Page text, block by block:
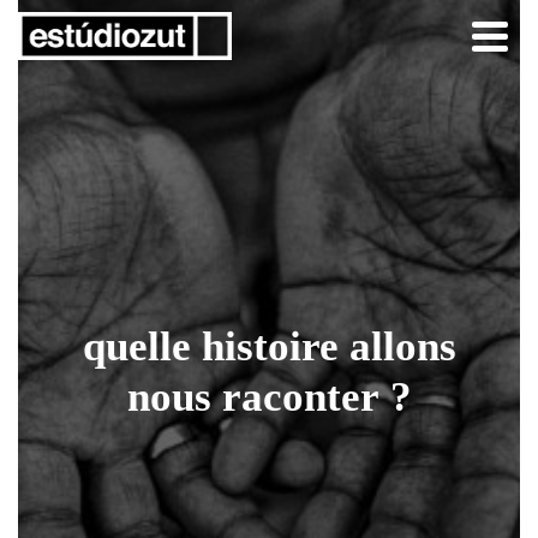
quelle histoire allons
nous raconter ?